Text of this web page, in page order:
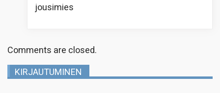
jousimies
Comments are closed.
KIRJAUTUMINEN